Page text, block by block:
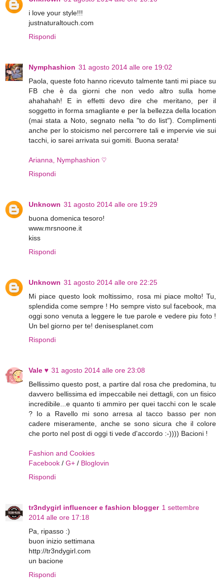
i love your style!!!
justnaturaltouch.com
Rispondi
Nymphashion 31 agosto 2014 alle ore 19:02
Paola, queste foto hanno ricevuto talmente tanti mi piace su
FB che è da giorni che non vedo altro sulla home
ahahahah! E in effetti devo dire che meritano, per il
soggetto in forma smagliante e per la bellezza della location
(mai stata a Noto, segnato nella "to do list"). Complimenti
anche per lo stoicismo nel percorrere tali e impervie vie sui
tacchi, io sarei arrivata sui gomiti. Buona serata!
Arianna, Nymphashion ♡
Rispondi
Unknown 31 agosto 2014 alle ore 19:29
buona domenica tesoro!
www.mrsnoone.it
kiss
Rispondi
Unknown 31 agosto 2014 alle ore 22:25
Mi piace questo look moltissimo, rosa mi piace molto! Tu,
splendida come sempre ! Ho sempre visto sul facebook, ma
oggi sono venuta a leggere le tue parole e vedere piu foto !
Un bel giorno per te! denisesplanet.com
Rispondi
Vale ♥ 31 agosto 2014 alle ore 23:08
Bellissimo questo post, a partire dal rosa che predomina, tu
davvero bellissima ed impeccabile nei dettagli, con un fisico
incredibile...e quanto ti ammiro per quei tacchi con le scale
? Io a Ravello mi sono arresa al tacco basso per non
cadere miseramente, anche se sono sicura che il colore
che porto nel post di oggi ti vede d'accordo :-)))) Bacioni !
Fashion and Cookies
Facebook / G+ / Bloglovin
Rispondi
tr3ndygirl influencer e fashion blogger 1 settembre
2014 alle ore 17:18
Pa, ripasso :)
buon inizio settimana
http://tr3ndygirl.com
un bacione
Rispondi